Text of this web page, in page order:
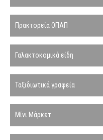
Πρακτορεία ΟΠΑΠ
Γαλακτοκομικά είδη
Ταξιδιωτικά γραφεία
Μίνι Μάρκετ